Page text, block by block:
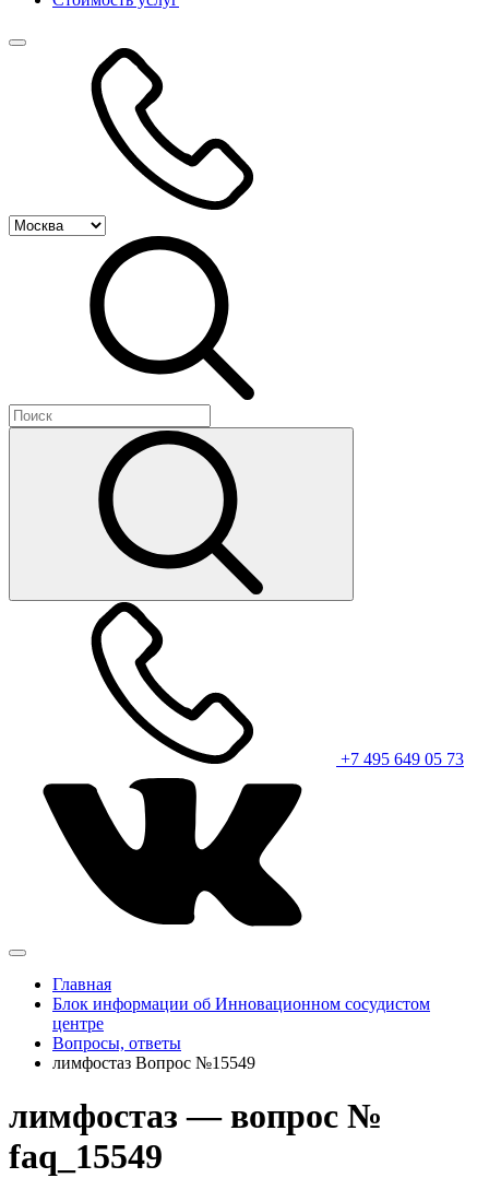
+7 495 649 05 73
Главная
Блок информации об Инновационном сосудистом
центре
Вопросы, ответы
лимфостаз Вопрос №15549
лимфостаз — вопрос №
faq_15549